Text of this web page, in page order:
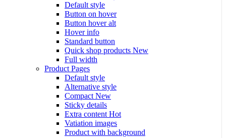
Default style
Button on hover
Button hover alt
Hover info
Standard button
Quick shop products New
Full width
Product Pages
Default style
Alternative style
Compact New
Sticky details
Extra content Hot
Vatiation images
Product with background